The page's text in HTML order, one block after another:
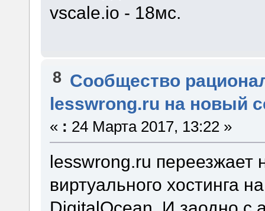
vscale.io - 18мс.
8 Сообщество
lesswrong.ru на новый
« : 24 Марта 2017, 13:22 »
lesswrong.ru переезжает
виртуального хостинга